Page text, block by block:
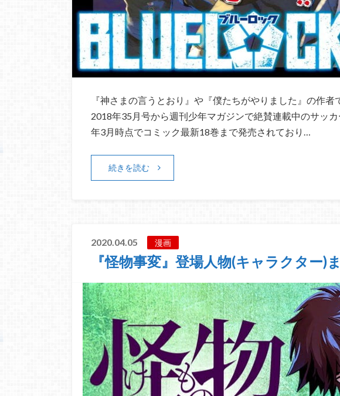
『神さまの言うとおり』や『僕たちがやりました』の作者
2018年35月号から週刊少年マガジンで絶賛連載中のサッ
年3月時点でコミック最新18巻まで発売されており…
続きを読む
2020.04.05 漫画
『怪物事変』登場人物(キャラクター)